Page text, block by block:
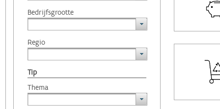
Bedrijfsgrootte
Regio
Tip
Thema